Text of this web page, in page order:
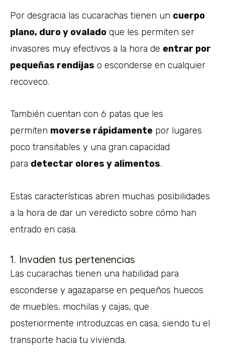
Por desgracia las cucarachas tienen un cuerpo
plano, duro y ovalado que les permiten ser
invasores muy efectivos a la hora de entrar por
pequeñas rendijas o esconderse en cualquier
recoveco.
También cuentan con 6 patas que les
permiten moverse rápidamente por lugares
poco transitables y una gran capacidad
para detectar olores y alimentos.
Estas características abren muchas posibilidades
a la hora de dar un veredicto sobre cómo han
entrado en casa.
1. Invaden tus pertenencias
Las cucarachas tienen una habilidad para
esconderse y agazaparse en pequeños huecos
de muebles, mochilas y cajas, que
posteriormente introduzcas en casa, siendo tu el
transporte hacia tu vivienda.